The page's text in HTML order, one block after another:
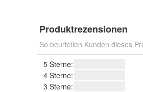
Produktrezensionen
So beurteilen Kunden dieses
5 Sterne:
4 Sterne:
3 Sterne: